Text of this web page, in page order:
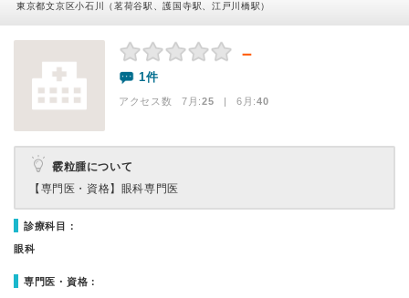
東京都文京区小石川（茗荷谷駅、護国寺駅、江戸川橋駅）
－
1件
アクセス数 7月:25 | 6月:40
霰粒腫について
【専門医・資格】 眼科専門医
診療科目：
眼科
専門医・資格：